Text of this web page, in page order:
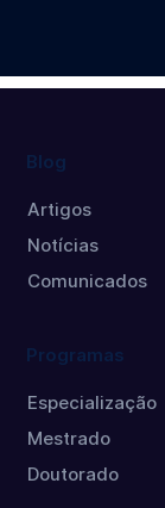
Blog
Artigos
Notícias
Comunicados
Programas
Especialização
Mestrado
Doutorado